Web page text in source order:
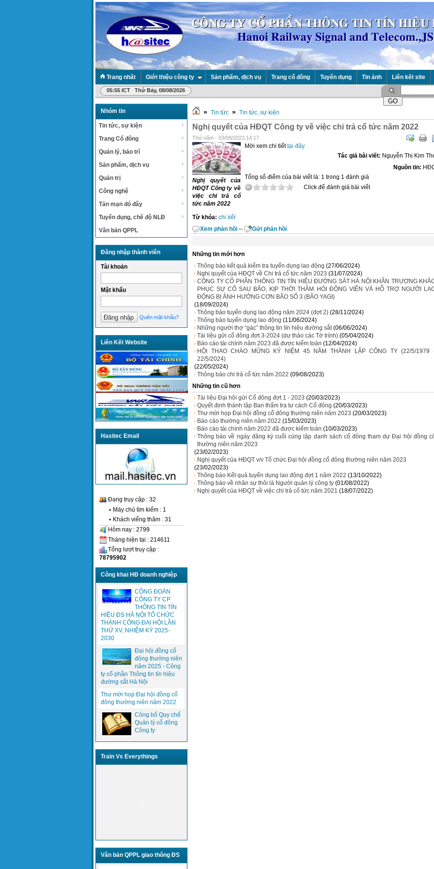
Trang nhất Giới thiệu công ty Sản phẩm, dịch vụ Trang cổ đông Tuyển dụng Tin ảnh Liên kết site
05:55 ICT Thứ Bảy, 08/08/2026
Nhóm tin
Tin tức, sự kiện
Trang Cổ đông
Quản lý, bảo trì
Sản phẩm, dịch vụ
Quản trị
Công nghệ
Tản mạn đó đây
Tuyển dụng, chế độ NLĐ
Văn bản QPPL
Đăng nhập thành viên
Tài khoản
Mật khẩu
Quên mật khẩu?
Liên Kết Website
Hasitec Email
Đang truy cập : 32
• Máy chủ tìm kiếm : 1
• Khách viếng thăm : 31
Hôm nay : 2799
Tháng hiện tại : 214611
Tổng lượt truy cập :
78795902
Công khai HĐ doanh nghiệp
CÔNG ĐOÀN
CÔNG TY CP
THÔNG TIN TÍN
HIỆU ĐS HÀ NỘI TỔ CHỨC
THÀNH CÔNG ĐẠI HỘI LẦN
THỨ XV, NHIỆM KỲ 2025-
2030
Đại hội đồng cổ
đông thường niên
năm 2025 - Công
ty cổ phần Thông tin tín hiệu
đường sắt Hà Nội
Thư mời họp Đại hội đồng cổ
đông thường niên năm 2022
Công bố Quy chế
Quản lý cổ đông
Công ty
Train Vs Everythings
Văn bản QPPL giao thông ĐS
» Tin tức » Tin tức, sự kiện
Nghị quyết của HĐQT Công ty về việc chi trả cổ tức năm 2022
Thứ năm - 03/08/2023 14:17
Nghị quyết của
HĐQT Công ty về
việc chi trả cổ
tức năm 2022
Mời xem chi tiếttại đây.
Tác giả bài viết: Nguyễn Thị Kim
Nguồn tin:
Tổng số điểm của bài viết là: 1 trong 1 đánh giá
Click để đánh giá bài viết
Từ khóa: chi tiết
Xem phản hồi -- Gửi phản hồi
Những tin mới hơn
Thông báo kết quả kiểm tra tuyển dụng lao động (27/06/2024)
Nghị quyết của HĐQT về Chi trả cổ tức năm 2023 (31/07/2024)
CÔNG TY CỔ PHẦN THÔNG TIN TÍN HIỆU ĐƯỜNG SẮT HÀ NỘI KHẨN TRƯƠNG
PHỤC SỰ CỐ SAU BÃO, KỊP THỜI THĂM HỎI ĐỘNG VIÊN VÀ HỖ TRỢ NGƯỜI
ĐỘNG BỊ ẢNH HƯỞNG CƠN BÃO SỐ 3 (BÃO YAGI)
(18/09/2024)
Thông báo tuyển dụng lao động năm 2024 (đợt 2) (28/11/2024)
Thông báo tuyển dụng lao động (11/06/2024)
Những người thợ “gác” thông tin tín hiệu đường sắt (06/06/2024)
Tài liệu gửi cổ đông đợt 3-2024 (dự thảo các Tờ trình) (05/04/2024)
Báo cáo tài chính năm 2023 đã được kiểm toán (12/04/2024)
HỘI THAO CHÀO MỪNG KỶ NIỆM 45 NĂM THÀNH LẬP CÔNG TY (22/5/1979
22/5/2024)
(22/05/2024)
Thông báo chi trả cổ tức năm 2022 (09/08/2023)
Những tin cũ hơn
Tài liệu Đại hội gửi Cổ đông đợt 1 - 2023 (20/03/2023)
Quyết định thành lập Ban thẩm tra tư cách Cổ đông (20/03/2023)
Thư mời họp Đại hội đồng cổ đông thường niên năm 2023 (20/03/2023)
Báo cáo thường niên năm 2022 (15/03/2023)
Báo cáo tài chính năm 2022 đã được kiểm toán (10/03/2023)
Thông báo về ngày đăng ký cuối cùng lập danh sách cổ đông tham dự Đại hội đồng
thường niên năm 2023
(23/02/2023)
Nghị quyết của HĐQT v/v Tổ chức Đại hội đồng cổ đông thường niên năm 2023
(23/02/2023)
Thông báo Kết quả tuyển dụng lao động đợt 1 năm 2022 (13/10/2022)
Thông báo về nhân sự thôi là Người quản lý công ty (01/08/2022)
Nghị quyết của HĐQT về việc chi trả cổ tức năm 2021 (18/07/2022)